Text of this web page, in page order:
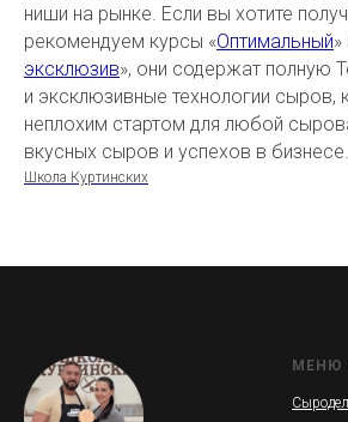
ниши на рынке. Если вы хотите
рекомендуем курсы «Оптимальный»
эксклюзив», они содержат полную
и эксклюзивные технологии сыров,
неплохим стартом для любой
вкусных сыров и успехов в бизнесе.
Школа Куртинских
МЕНЮ